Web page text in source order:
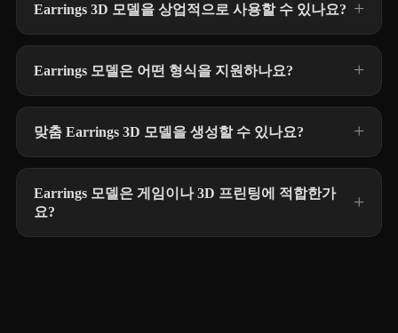
Earrings 3D 모델을 상업적으로 사용할 수 있나요?
Earrings 모델은 어떤 형식을 지원하나요?
맞춤 Earrings 3D 모델을 생성할 수 있나요?
Earrings 모델은 게임이나 3D 프린팅에 적합한가
요?